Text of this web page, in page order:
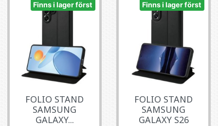
Finns i lager först
FOLIO STAND
SAMSUNG
GALAXY...
Finns i lager först
FOLIO STAND
SAMSUNG
GALAXY S26